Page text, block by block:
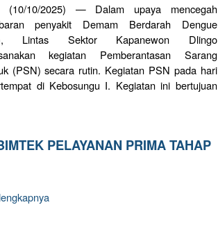
(10/10/2025) — Dalam upaya mencegah
penyakit Demam Berdarah Dengue
Lintas Sektor Kapanewon Dlingo
kegiatan Pemberantasan Sarang
(PSN) secara rutin. Kegiatan PSN pada hari
di Kebosungu I. Kegiatan ini bertujuan
PELAYANAN PRIMA TAHAP